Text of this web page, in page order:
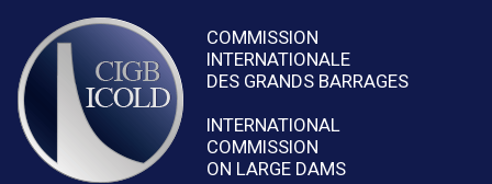
COMMISSION
INTERNATIONALE
DES GRANDS BARRAGES
INTERNATIONAL
COMMISSION
ON LARGE DAMS